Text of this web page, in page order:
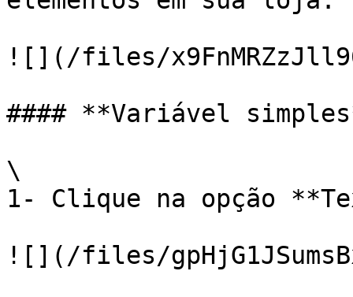
![](/files/
#### **Variável
\
1- Clique na opção
![](/files/